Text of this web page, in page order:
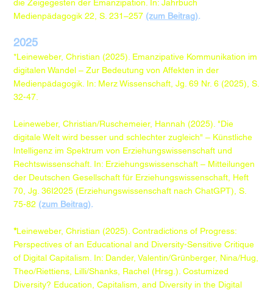
die Zeigegesten der Emanzipation. In: Jahrbuch
Medienpädagogik 22, S. 231–257 (zum Beitrag).
2025
*Leineweber, Christian (2025). Emanzipative Kommunikation im
digitalen Wandel – Zur Bedeutung von Affekten in der
Medienpädagogik. In: Merz Wissenschaft, Jg. 69 Nr. 6 (2025), S.
32-47.
Leineweber, Christian/Ruschemeier, Hannah (2025). "Die
digitale Welt wird besser und schlechter zugleich" – Künstliche
Intelligenz im Spektrum von Erziehungswissenschaft und
Rechtswissenschaft. In: Erziehungswissenschaft – Mitteilungen
der Deutschen Gesellschaft für Erziehungswissenschaft, Heft
70, Jg. 36I2025 (Erziehungswissenschaft nach ChatGPT), S.
75-82 (zum Beitrag).
*Leineweber, Christian (2025). Contradictions of Progress:
Perspectives of an Educational and Diversity-Sensitive Critique
of Digital Capitalism. In: Dander, Valentin/Grünberger, Nina/Hug,
Theo/Riettiens, Lilli/Shanks, Rachel (Hrsg.). Costumized
Diversity? Education, Capitalism, and Diversity in the Digital